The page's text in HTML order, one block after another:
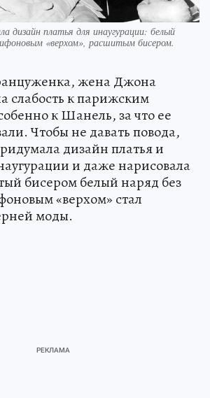
дизайн платья для инаугурации: белый
«верхом», расшитым бисером.
жена Джона
слабость к парижским
к Шанель, за что ее
Чтобы не давать повода,
дизайн платья и
и даже нарисовала
бисером белый наряд без
«верхом» стал
моды.